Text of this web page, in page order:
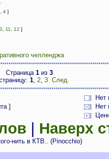
4 ]
11 12 ]
челленджа
Страница 1 из 3
1, 2, 3 След.
Нет
]
Нет
Наверх
нить в КТВ.. (Pinocchio)